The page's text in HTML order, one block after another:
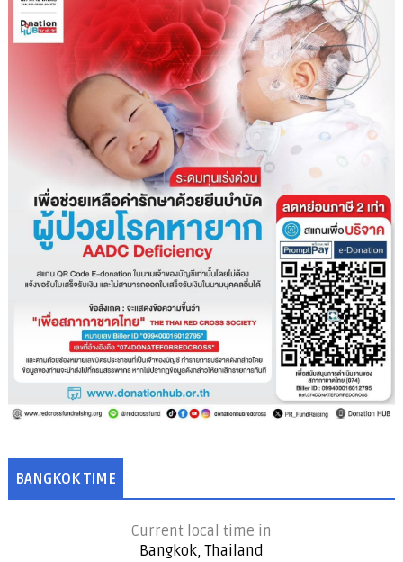
BANGKOK TIME
Current local time in
Bangkok, Thailand